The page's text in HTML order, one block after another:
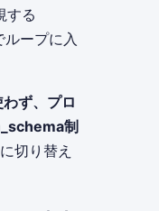
する
ープに入
ず、プロ
制
切り替え